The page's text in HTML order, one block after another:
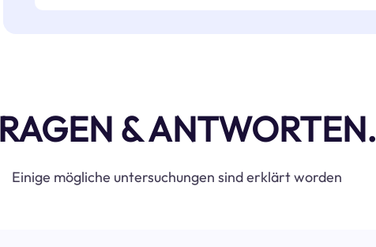
& ANTWORTEN.
Einige mögliche untersuchungen sind erklärt worden